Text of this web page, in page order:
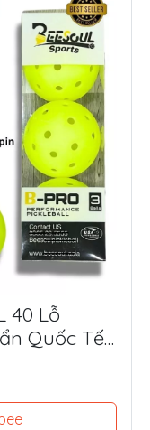
40 Lỗ
Quốc Tế,
Ngoài